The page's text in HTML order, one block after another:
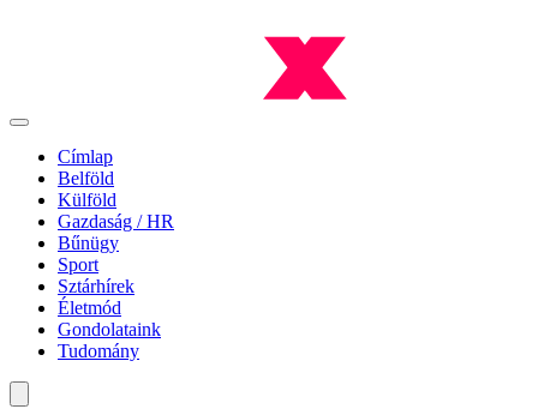
Címlap
Belföld
Külföld
Gazdaság / HR
Bűnügy
Sport
Sztárhírek
Életmód
Gondolataink
Tudomány